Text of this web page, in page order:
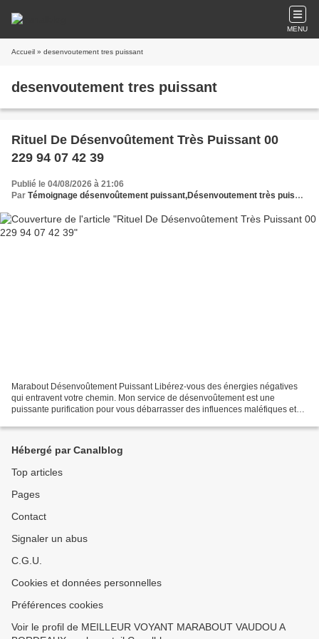
MENU
Accueil » desenvoutement tres puissant
desenvoutement tres puissant
Rituel De Désenvoûtement Très Puissant 00
229 94 07 42 39
Publié le 04/08/2026 à 21:06
Par Témoignage désenvoûtement puissant,Désenvoutement très puissant,Désenvoûtement puissant et rapide,Rituel désenvoûtement puissant,Désenvoûtement efficace puissant,
Marabout Désenvoûtement Puissant Libérez-vous des énergies négatives
qui entravent votre chemin. Mon service de désenvoûtement est une
puissante purification pour vous débarrasser des influences maléfiques et
Hébergé par Canalblog
Top articles
Pages
Contact
Signaler un abus
C.G.U.
Cookies et données personnelles
Préférences cookies
Voir le profil de MEILLEUR VOYANT MARABOUT VAUDOU A